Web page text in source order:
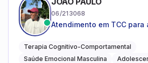
06/213068
Atendimento em TCC para
emocional
Terapia Cognitivo-Comportamental
Saúde Emocional Masculina